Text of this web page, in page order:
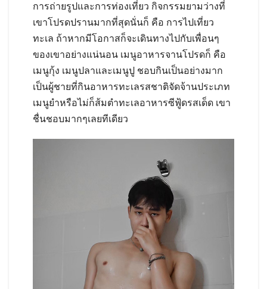
การถ่ายรูปและการท่องเที่ยว กิจกรรมยามว่างที่
เขาโปรดปรานมากที่สุดนั่นก็ คือ การไปเที่ยว
ทะเล ถ้าหากมีโอกาสก็จะเดินทางไปกับเพื่อนๆ
ของเขาอย่างแน่นอน เมนูอาหารจานโปรดก็ คือ
เมนูกุ้ง เมนูปลาและเมนูปู ชอบกินเป็นอย่างมาก
เป็นผู้ชายที่กินอาหารทะเลรสชาติจัดจ้านประเภท
เมนูยำหรือไม่ก็ส้มตำทะเลอาหารซีฟู้ดรสเด็ด เขา
ชื่นชอบมากๆเลยทีเดียว